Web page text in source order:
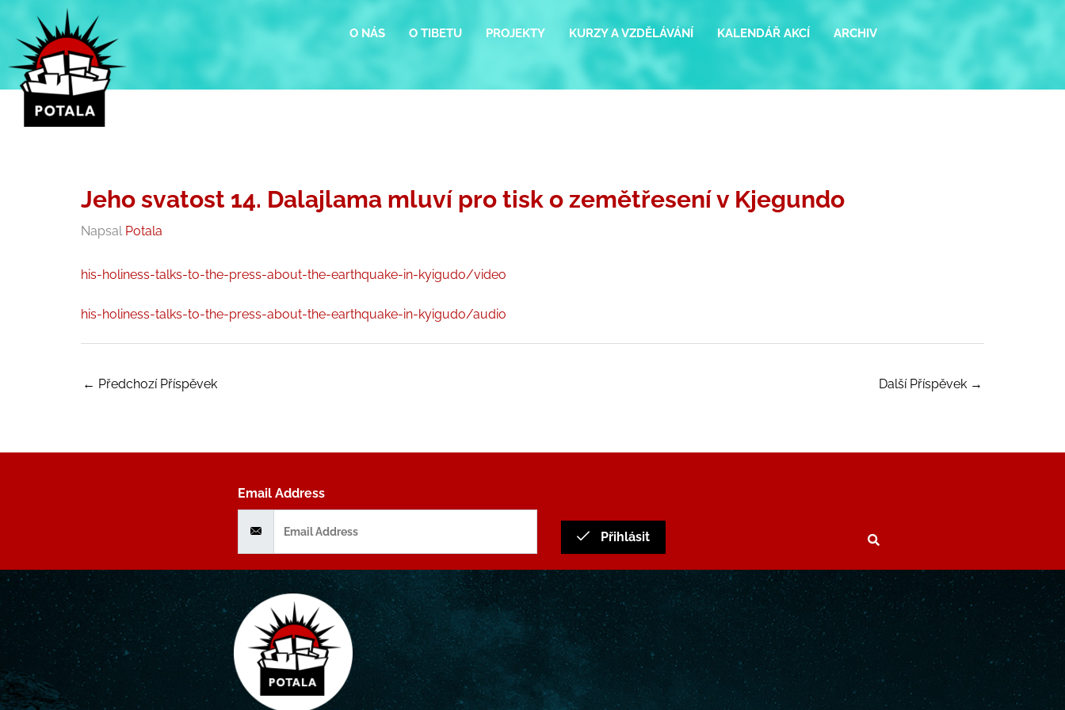
obsah
O NÁS O TIBETU PROJEKTY KURZY A VZDĚLÁVÁNÍ KALENDÁŘ AKCÍ ARCHIV
Jeho svatost 14. Dalajlama mluví pro tisk o zemětřesení v Kjegundo
Napsal Potala
his-holiness-talks-to-the-press-about-the-earthquake-in-kyigudo/video
his-holiness-talks-to-the-press-about-the-earthquake-in-kyigudo/audio
← Předchozí Příspěvek Další Příspěvek →
Email Address
Přihlásit